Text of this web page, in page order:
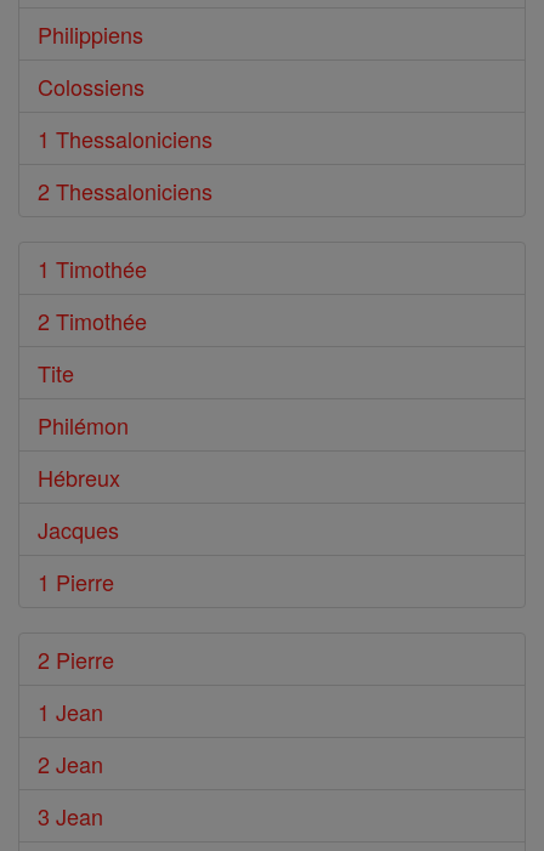
Philippiens
Colossiens
1 Thessaloniciens
2 Thessaloniciens
1 Timothée
2 Timothée
Tite
Philémon
Hébreux
Jacques
1 Pierre
2 Pierre
1 Jean
2 Jean
3 Jean